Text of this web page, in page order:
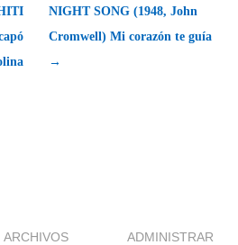
NIGHT SONG (1948, John
Cromwell) Mi corazón te guía
→
ARCHIVOS ADMINISTRAR